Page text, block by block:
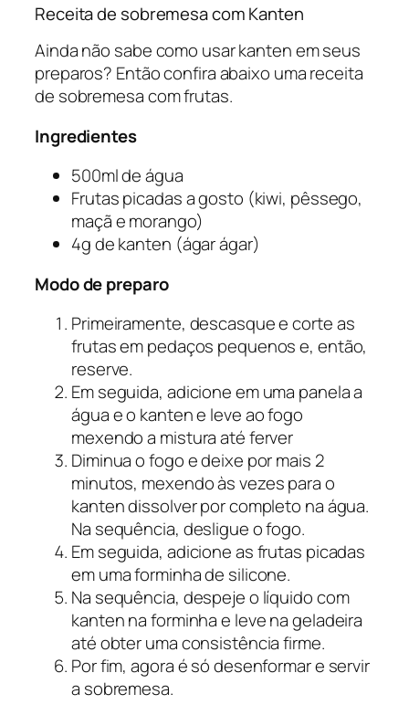
Receita de sobremesa com Kanten
Ainda não sabe como usar kanten em seus
preparos? Então confira abaixo uma receita
de sobremesa com frutas.
Ingredientes
500ml de água
Frutas picadas a gosto (kiwi, pêssego,
maçã e morango)
4g de kanten (ágar ágar)
Modo de preparo
Primeiramente, descasque e corte as
frutas em pedaços pequenos e, então,
reserve.
Em seguida, adicione em uma panela a
água e o kanten e leve ao fogo
mexendo a mistura até ferver
Diminua o fogo e deixe por mais 2
minutos, mexendo às vezes para o
kanten dissolver por completo na água.
Na sequência, desligue o fogo.
Em seguida, adicione as frutas picadas
em uma forminha de silicone.
Na sequência, despeje o líquido com
kanten na forminha e leve na geladeira
até obter uma consistência firme.
Por fim, agora é só desenformar e servir
a sobremesa.